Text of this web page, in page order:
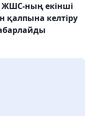
ның екінші
қалпына келтіру